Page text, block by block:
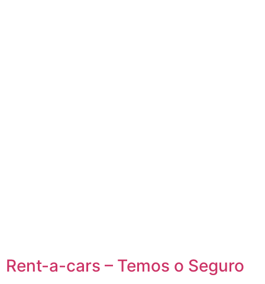
Rent-a-cars – Temos o Seguro